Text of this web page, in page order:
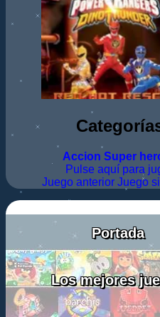
Accion Super
Pulse aquí para
Juego anterior Juego
Portada
Los mejores